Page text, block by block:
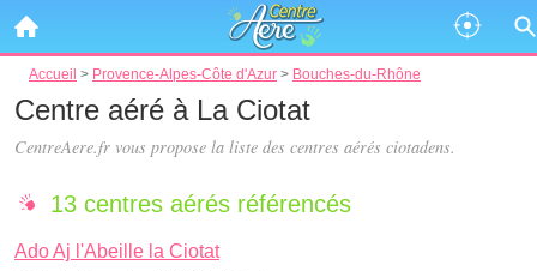
Accueil > Provence-Alpes-Côte d'Azur > Bouches-du-Rhône
Centre aéré à La Ciotat
CentreAere.fr vous propose la liste des centres aérés ciotadens.
13 centres aérés référencés
Ado Aj l'Abeille la Ciotat